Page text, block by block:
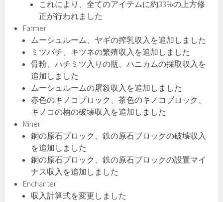
これにより、全てのアイテムに約33%の上方修
正が行われました
Farmer
ムーシュルーム、ヤギの搾乳収入を追加しました
ミツバチ、キツネの繁殖収入を追加しました
骨粉、ハチミツ入りの瓶、ハニカムの採取収入を
追加しました
ムーシュルームの屠殺収入を追加しました
赤色のキノコブロック、茶色のキノコブロック、
キノコの柄の破壊収入を追加しました
Miner
銅の原石ブロック、鉄の原石ブロックの破壊収入
を追加しました
銅の原石ブロック、鉄の原石ブロックの設置マイ
ナス収入を追加しました
Enchanter
収入計算式を変更しました